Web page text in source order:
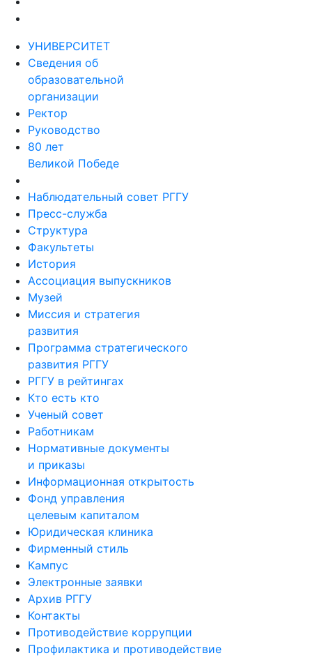
УНИВЕРСИТЕТ
Сведения об
образовательной
организации
Ректор
Руководство
80 лет
Великой Победе
Наблюдательный совет РГГУ
Пресс-служба
Структура
Факультеты
История
Ассоциация выпускников
Музей
Миссия и стратегия
развития
Программа стратегического
развития РГГУ
РГГУ в рейтингах
Кто есть кто
Ученый совет
Работникам
Нормативные документы
и приказы
Информационная открытость
Фонд управления
целевым капиталом
Юридическая клиника
Фирменный стиль
Кампус
Электронные заявки
Архив РГГУ
Контакты
Противодействие коррупции
Профилактика и противодействие